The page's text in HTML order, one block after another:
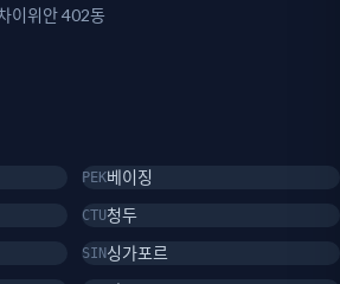
이위안 402동
PEK베이징
CTU청두
SIN 싱가포르